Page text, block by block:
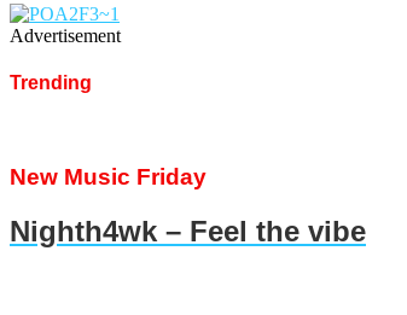
Advertisement
Trending
New Music Friday
Nighth4wk – Feel the vibe